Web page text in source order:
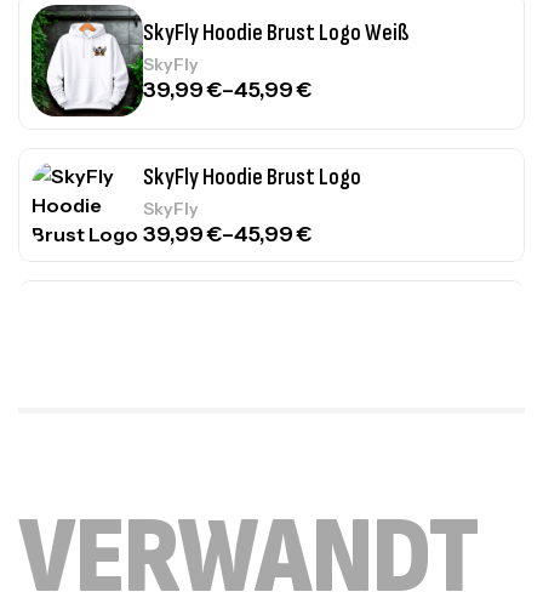
SkyFly Hoodie Brust Logo Weiß
SkyFly
39,99€–45,99€
SkyFly Hoodie Brust Logo
SkyFly
39,99€–45,99€
HuhCarez Cool
Huhcarez
24,99€–27,99
VERWANDT